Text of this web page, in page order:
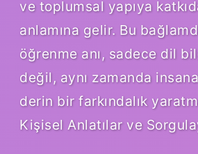
ve toplumsal yapıya
anlamına gelir. Bu
öğrenme anı, sadece dil
değil, aynı zamanda
derin bir farkındalık
Kişisel Anlatılar ve